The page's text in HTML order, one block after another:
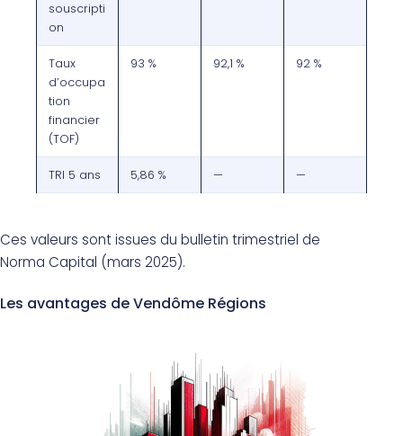
souscripti
on
Taux
d’occupa
tion
financier
(TOF)
93 % 92,1 % 92 %
TRI 5 ans 5,86 % — —
Ces valeurs sont issues du bulletin trimestriel de
Norma Capital (mars 2025).
Les avantages de Vendôme Régions